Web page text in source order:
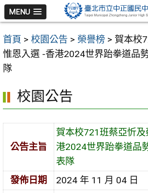
跳
至
主
要
內
區
MENU
首頁 > 校園公告 > 榮譽榜 > 賀本校
惟恩入選 -香港2024世界跆拳道品
隊
校園公告
公告主旨
賀本校721班蔡亞忻
港2024世界跆拳道品
表隊
發佈日期
2024 年 11 月 04 日